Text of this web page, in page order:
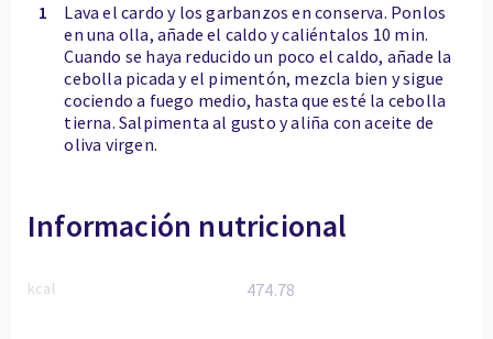
1
Lava el cardo y los garbanzos en conserva. Ponlos
en una olla, añade el caldo y caliéntalos 10 min.
Cuando se haya reducido un poco el caldo, añade la
cebolla picada y el pimentón, mezcla bien y sigue
cociendo a fuego medio, hasta que esté la cebolla
tierna. Salpimenta al gusto y aliña con aceite de
oliva virgen.
Información nutricional
kcal 474.78